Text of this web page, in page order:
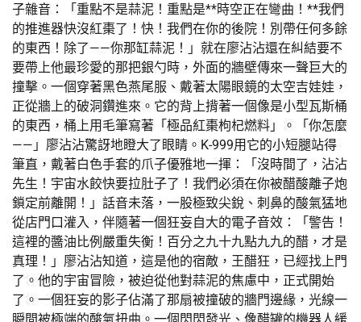
子雜音：「重點不是蒜泥！重點是**時空正在彎曲！**我們
的推進器快沒紅棗了！快！我們在你的後院！別帶任何多餘
的東西！除了——你那缸蒜泥！」就在廖沾沾還在糾結要不
要帶上他最珍愛的那把銀勺時，外面的牆壁傳來一聲巨大的
撞擊。一個穿著黑色燕尾服、戴著太陽眼鏡的太空吉娃娃，
正從牆上的破洞鑽進來。它的背上揹著一個像是小型瓦斯桶
的東西，桶上用毛筆寫著「極品紅棗枸杞燃料」。「你怎麼
——」廖沾沾驚訝地瞪大了眼睛。K-999用它的小短腿站得
筆直，戴著白色手套的爪子優雅地一揮：「沒時間了，沾沾
先生！宇宙水餃快要拉肚子了！我們必須在你被醋酸離子炮
鎖定前離開！」話音未落，一股極致尖銳、刺鼻的酸氣猛地
從店門口灌入，伴隨著一個狂妄自大的電子音效：「警告！
這裡的醬油比例嚴重失衡！百分之九十九點九九的醋，才是
真理！」廖沾沾知道，這是他的宿敵，王醋狂，已經找上門
了。他的宇宙冒險，被迫從他對蒜泥的焦慮中，正式開始
了。一個狂妄的影子佔滿了那扇被撞破的牆門邊緣，光線一